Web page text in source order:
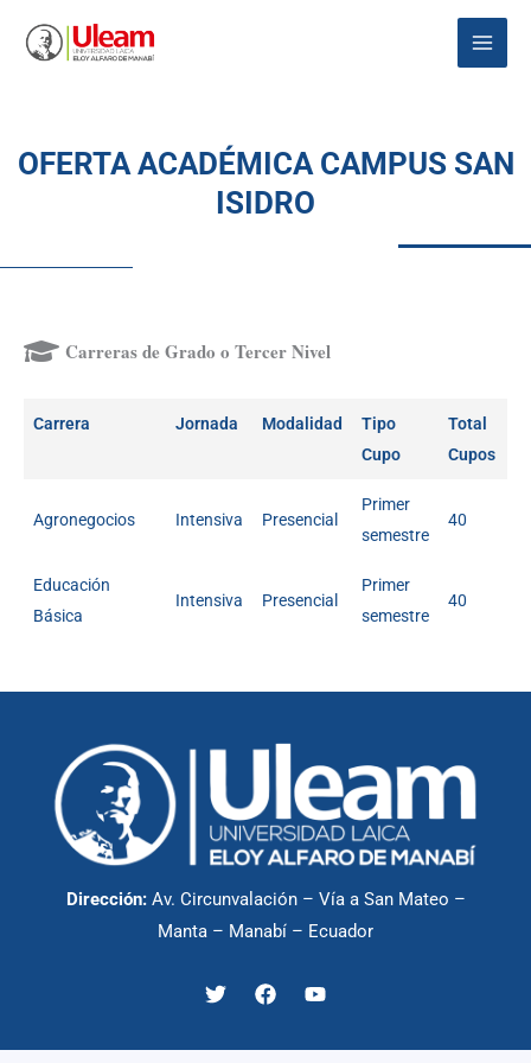
Main
Menu
OFERTA ACADÉMICA CAMPUS SAN
ISIDRO
Carreras de Grado o Tercer Nivel
Carrera Jornada Modalidad
Tipo
Cupo
Total
Cupos
Agronegocios Intensiva Presencial
Primer
semestre
40
Educación
Básica
Intensiva Presencial
Primer
semestre
40
Dirección:Av. Circunvalación – Vía a San Mateo –
Manta – Manabí – Ecuador